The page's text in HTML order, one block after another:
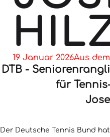
19 Januar 2026Aus
DTB -
für
Der Deutsche Tennis Bund